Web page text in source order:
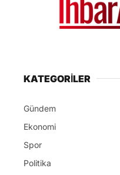
KATEGORİLER
Gündem
Ekonomi
Spor
Politika